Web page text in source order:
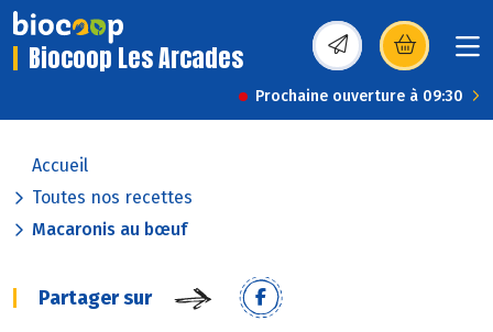
Biocoop Les Arcades (s’ouvre dans une
Prochaine ouverture à 09:30
Accueil
Toutes nos recettes
Macaronis au bœuf
Partager sur